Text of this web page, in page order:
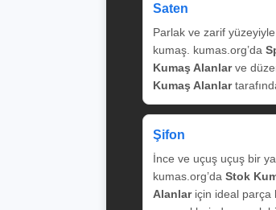
Saten
Parlak ve zarif
kumaş. kumas.org’da
Kumaş Alanlarve
Kumaş Alanlar
Şifon
İnce ve uçuş uçuş bir
kumas.org’da Stok
Alanlariçin ideal parça